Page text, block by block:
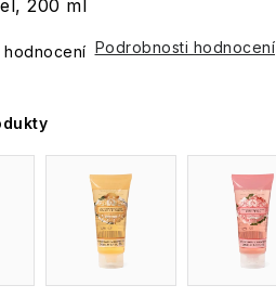
200 ml
hodnocení Podrobnosti hodnocení